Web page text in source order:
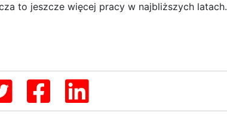
to jeszcze więcej pracy w najbliższych latach.